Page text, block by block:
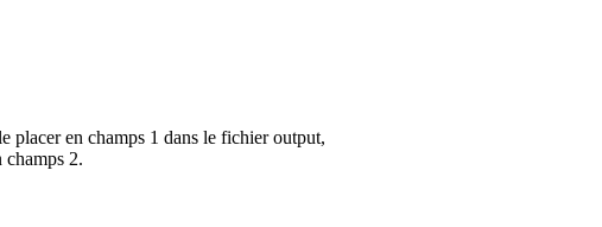
placer en champs 1 dans le fichier output,
champs 2.